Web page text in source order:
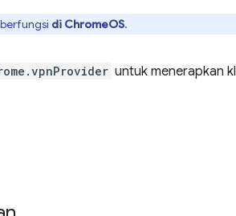
di ChromeOS.
untuk menerapkan